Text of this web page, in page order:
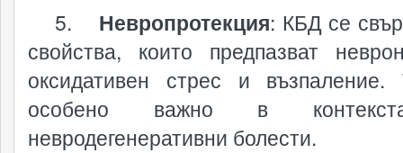
5. Невропротекция: КБД се
свойства, които предпазват
оксидативен стрес и
особено важно в
невродегенеративни болести.